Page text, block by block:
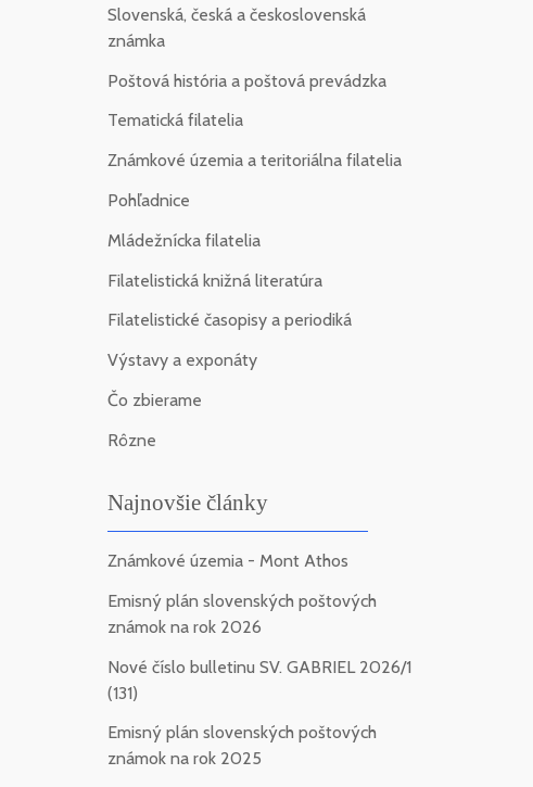
Slovenská, česká a československá
známka
Poštová história a poštová prevádzka
Tematická filatelia
Známkové územia a teritoriálna filatelia
Pohľadnice
Mládežnícka filatelia
Filatelistická knižná literatúra
Filatelistické časopisy a periodiká
Výstavy a exponáty
Čo zbierame
Rôzne
Najnovšie články
Známkové územia - Mont Athos
Emisný plán slovenských poštových
známok na rok 2026
Nové číslo bulletinu SV. GABRIEL 2026/1
(131)
Emisný plán slovenských poštových
známok na rok 2025